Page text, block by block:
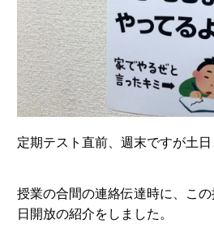
定期テスト直前、週末ですが土日
授業の合間の連絡伝達時に、こ
日開放の紹介をしました。